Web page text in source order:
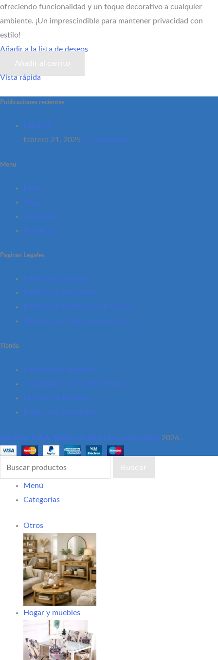
ofreciendo funcionalidad y un toque decorativo a cualquier
ambiente. ¡Un imprescindible para mantener privacidad con
estilo!
Añadir a la lista de deseos
Añadir al carrito
Vista rápida
Publicaciones recientes
Plantilla
febrero 21, 2025 1 comentario
Menu
Inicio
Shop
Contacto
Nosotros
Paginas Legales
Política de Cookies
Política de privacidad
Política de Protección de Datos
Términos y Condiciones de Uso
Tienda
Política de Garantías
Condiciones de Venta y Envío
Derecho al Retracto
Preguntas frecuentes
Nantirva S.A.S. Todos los derechos reservados 2026 .
Buscar
Menú
Categorías
Otros
Hogar y muebles